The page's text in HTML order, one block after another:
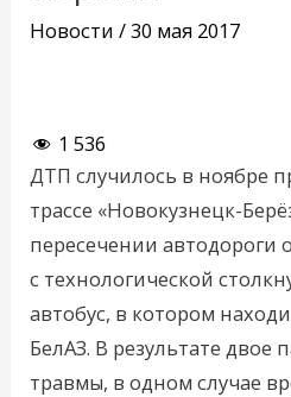
Новости /30 мая 2017
1 536
ДТП случилось в ноябре
трассе «Новокузнецк-
пересечении автодороги
с технологической
автобус, в котором
БелАЗ. В результате двое
травмы, в одном случае